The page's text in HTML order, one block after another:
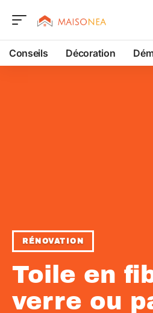
Conseils Décoration
RÉNOVATION
Toile en
verre ou